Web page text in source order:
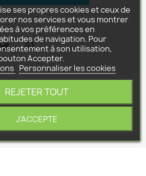
ses propres cookies et ceux de
nos services et vous montrer
à vos préférences en
de navigation. Pour
à son utilisation,
Accepter.
Personnaliser les cookies
REJETER TOUT
J'ACCEPTE